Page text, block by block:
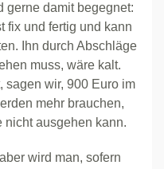
gerne damit begegnet:
fix und fertig und kann
Ihn durch Abschläge
muss, wäre kalt.
sagen wir, 900 Euro im
mehr brauchen,
nicht ausgehen kann.
wird man, sofern